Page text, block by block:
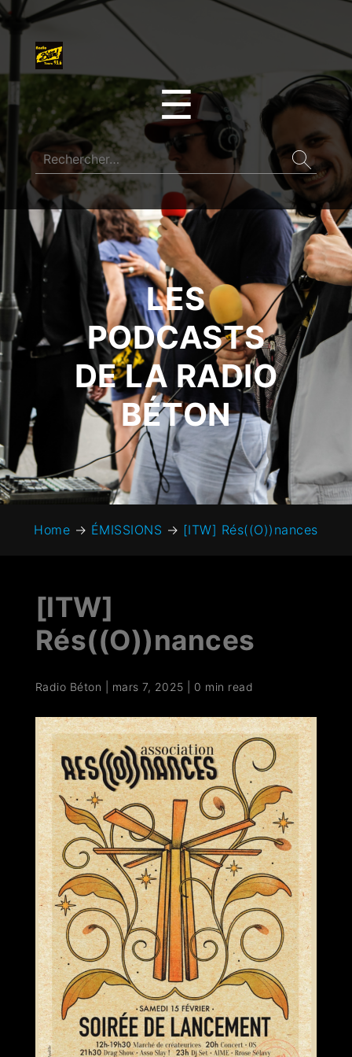
☰
LES
PODCASTS
DE LA RADIO
BÉTON
Home → ÉMISSIONS → [ITW] Rés((O))nances
[ITW]
Rés((O))nances
Radio Béton mars 7, 2025 0 min read